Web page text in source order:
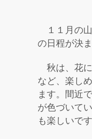
１１月の
の日程が決
秋は、花
など、楽し
ます。間近
が色づいて
も楽しいです